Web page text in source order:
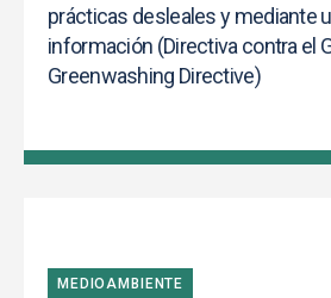
prácticas desleales y mediante
información (Directiva contra el
Greenwashing Directive)
MEDIOAMBIENTE